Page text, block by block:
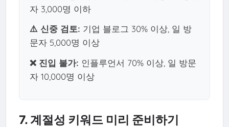
자 3,000명 이하
⚠️ 신중 검토: 기업 블로그 30% 이상, 일 방
문자 5,000명 이상
❌ 진입 불가: 인플루언서 70% 이상, 일 방문
자 10,000명 이상
7. 계절성 키워드 미리 준비하기